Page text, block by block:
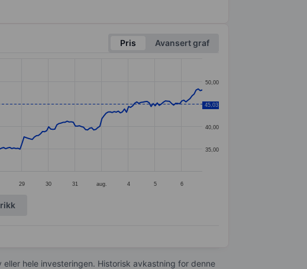
Pris
Avansert graf
29 30 31 aug. 4 5 6
35,00
40,00
45,00
50,00
45,03
hele investeringen. Historisk avkastning for denne